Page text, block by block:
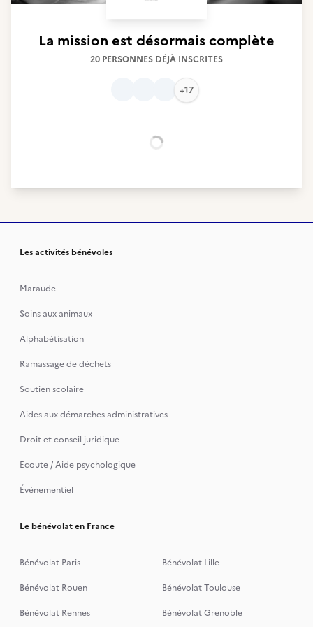
La mission est désormais complète
20 PERSONNES DÉJÀ INSCRITES
+17
Les activités bénévoles
Maraude
Soins aux animaux
Alphabétisation
Ramassage de déchets
Soutien scolaire
Aides aux démarches administratives
Droit et conseil juridique
Ecoute / Aide psychologique
Événementiel
Le bénévolat en France
Bénévolat Paris
Bénévolat Lille
Bénévolat Rouen
Bénévolat Toulouse
Bénévolat Rennes
Bénévolat Grenoble